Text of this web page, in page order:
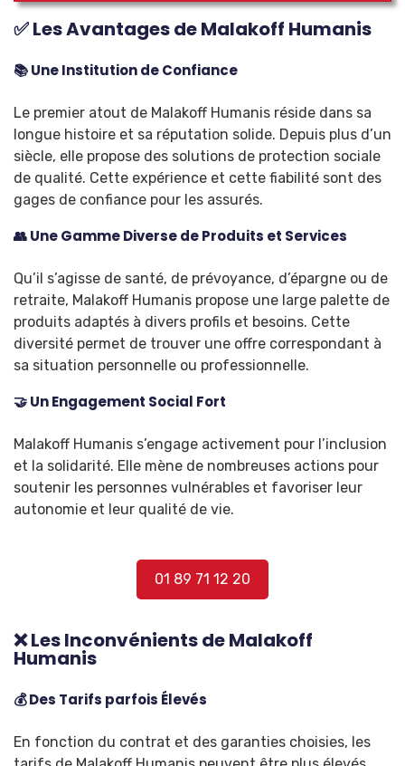
✅ Les Avantages de Malakoff Humanis
📚 Une Institution de Confiance
Le premier atout de Malakoff Humanis réside dans sa
longue histoire et sa réputation solide. Depuis plus d’un
siècle, elle propose des solutions de protection sociale
de qualité. Cette expérience et cette fiabilité sont des
gages de confiance pour les assurés.
👥 Une Gamme Diverse de Produits et Services
Qu’il s’agisse de santé, de prévoyance, d’épargne ou de
retraite, Malakoff Humanis propose une large palette de
produits adaptés à divers profils et besoins. Cette
diversité permet de trouver une offre correspondant à
sa situation personnelle ou professionnelle.
🤝 Un Engagement Social Fort
Malakoff Humanis s’engage activement pour l’inclusion
et la solidarité. Elle mène de nombreuses actions pour
soutenir les personnes vulnérables et favoriser leur
autonomie et leur qualité de vie.
01 89 71 12 20
❌ Les Inconvénients de Malakoff
Humanis
💰 Des Tarifs parfois Élevés
En fonction du contrat et des garanties choisies, les